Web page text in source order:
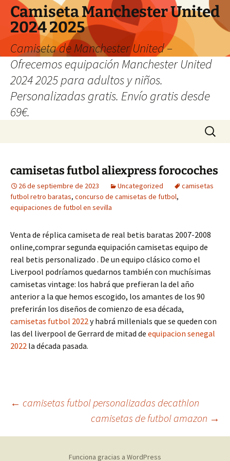
Camiseta Manchester United
2024 2025
Camiseta de Manchester United –
Ofrecemos equipación Manchester United
2024 2025 para adultos y niños.
Personalizadas gratis. Envío gratis desde
69€.
Buscar:
camisetas futbol aliexpress forocoches
26 de septiembre de 2023 Uncategorized
camisetas
futbol retro baratas, concurso de camisetas de futbol,
equipaciones de futbol en sevilla
Venta de réplica camiseta de real betis baratas 2007-2008
online,comprar segunda equipación camisetas equipo de
real betis personalizado . De un equipo clásico como el
Liverpool podríamos quedarnos también con muchísimas
camisetas vintage: los habrá que prefieran la del año
anterior a la que hemos escogido, los amantes de los 90
preferirán los diseños de comienzo de esa década,
camisetas futbol 2022y habrá millenials que se queden con
las del liverpool de Gerrard de mitad de equipacion senegal
2022 la década pasada.
Navegación
de
← camisetas futbol personalizadas decathlon
camisetas de futbol amazon →
Funciona gracias a WordPress